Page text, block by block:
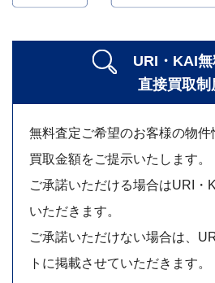
URI・KAI無
直接買取制
無料査定ご希望のお客様の物
買取金額をご提示いたします。
ご承諾いただける場合はURI・
いただきます。
ご承諾いただけない場合は、
トに掲載させていただきます。